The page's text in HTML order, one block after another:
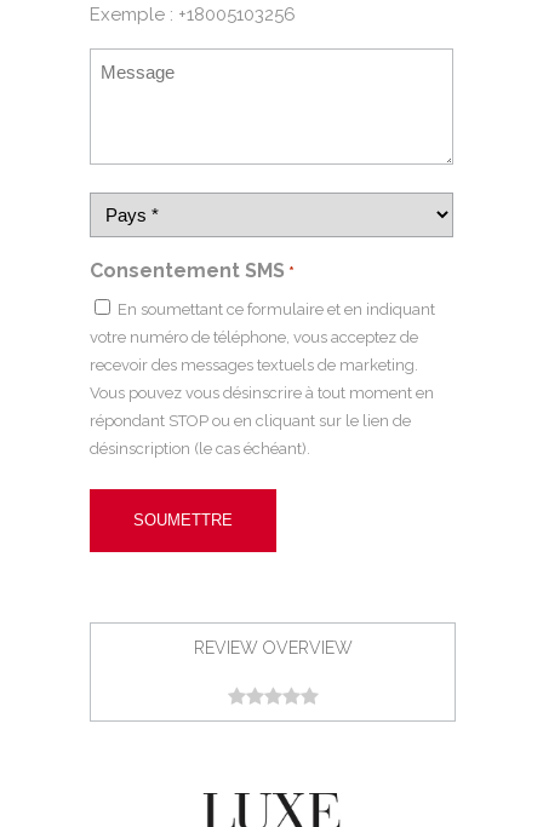
Exemple : +18005103256
Consentement SMS *
En soumettant ce formulaire et en indiquant
votre numéro de téléphone, vous acceptez de
recevoir des messages textuels de marketing.
Vous pouvez vous désinscrire à tout moment en
répondant STOP ou en cliquant sur le lien de
désinscription (le cas échéant).
REVIEW OVERVIEW